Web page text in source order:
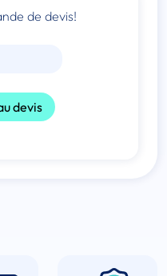
de devis!
devis